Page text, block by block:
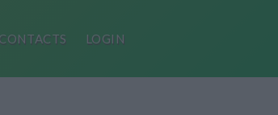
CONTACTS LOGIN